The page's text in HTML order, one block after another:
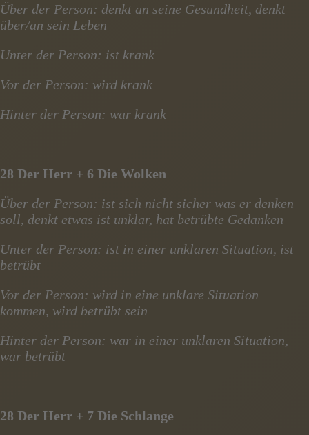
Über der Person: denkt an seine Gesundheit, denkt
über/an sein Leben
Unter der Person: ist krank
Vor der Person: wird krank
Hinter der Person: war krank
28 Der Herr + 6 Die Wolken
Über der Person: ist sich nicht sicher was er denken
soll, denkt etwas ist unklar, hat betrübte Gedanken
Unter der Person: ist in einer unklaren Situation, ist
betrübt
Vor der Person: wird in eine unklare Situation
kommen, wird betrübt sein
Hinter der Person: war in einer unklaren Situation,
war betrübt
28 Der Herr + 7 Die Schlange